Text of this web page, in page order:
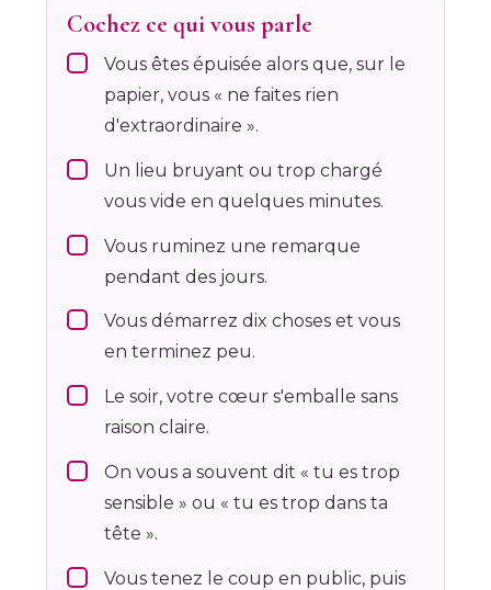
Cochez ce qui vous parle
Vous êtes épuisée alors que, sur le
papier, vous « ne faites rien
d'extraordinaire ».
Un lieu bruyant ou trop chargé
vous vide en quelques minutes.
Vous ruminez une remarque
pendant des jours.
Vous démarrez dix choses et vous
en terminez peu.
Le soir, votre cœur s'emballe sans
raison claire.
On vous a souvent dit « tu es trop
sensible » ou « tu es trop dans ta
tête ».
Vous tenez le coup en public, puis